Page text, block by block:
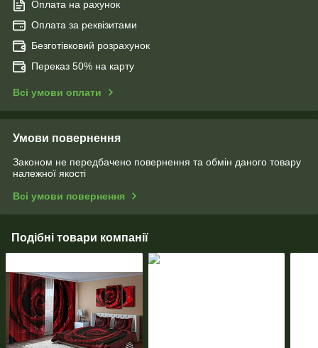
Оплата на рахунок
Оплата за реквізитами
Безготівковий розрахунок
Переказ 50% на карту
Всі умови оплати
Умови повернення
Законом не передбачено повернення та обмін даного товару
належної якості
Всі умови повернення
Подібні товари компанії